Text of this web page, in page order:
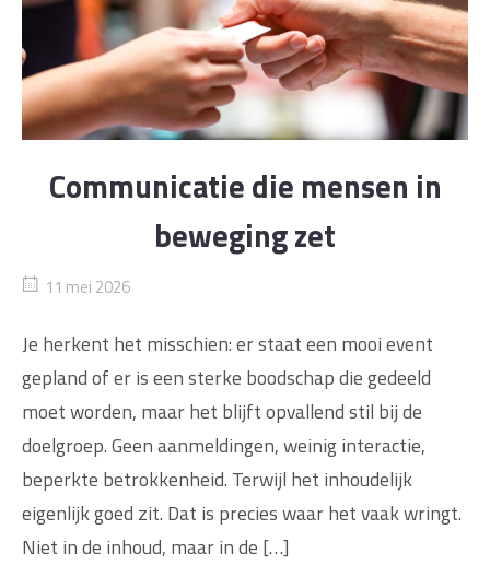
Communicatie die mensen in
beweging zet
11 mei 2026
Je herkent het misschien: er staat een mooi event
gepland of er is een sterke boodschap die gedeeld
moet worden, maar het blijft opvallend stil bij de
doelgroep. Geen aanmeldingen, weinig interactie,
beperkte betrokkenheid. Terwijl het inhoudelijk
eigenlijk goed zit. Dat is precies waar het vaak wringt.
Niet in de inhoud, maar in de […]